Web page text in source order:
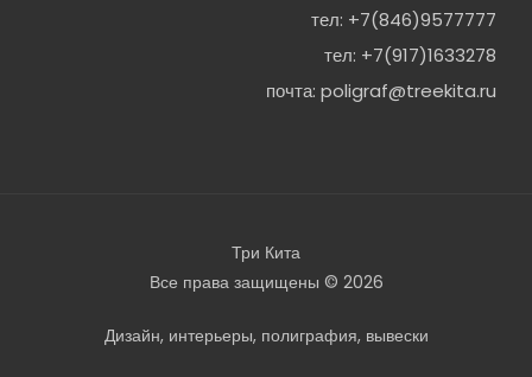
тел: +7(846)9577777
тел: +7(917)1633278
почта: poligraf@treekita.ru
Три Кита
Все права защищены © 2026
Дизайн, интерьеры, полиграфия, вывески